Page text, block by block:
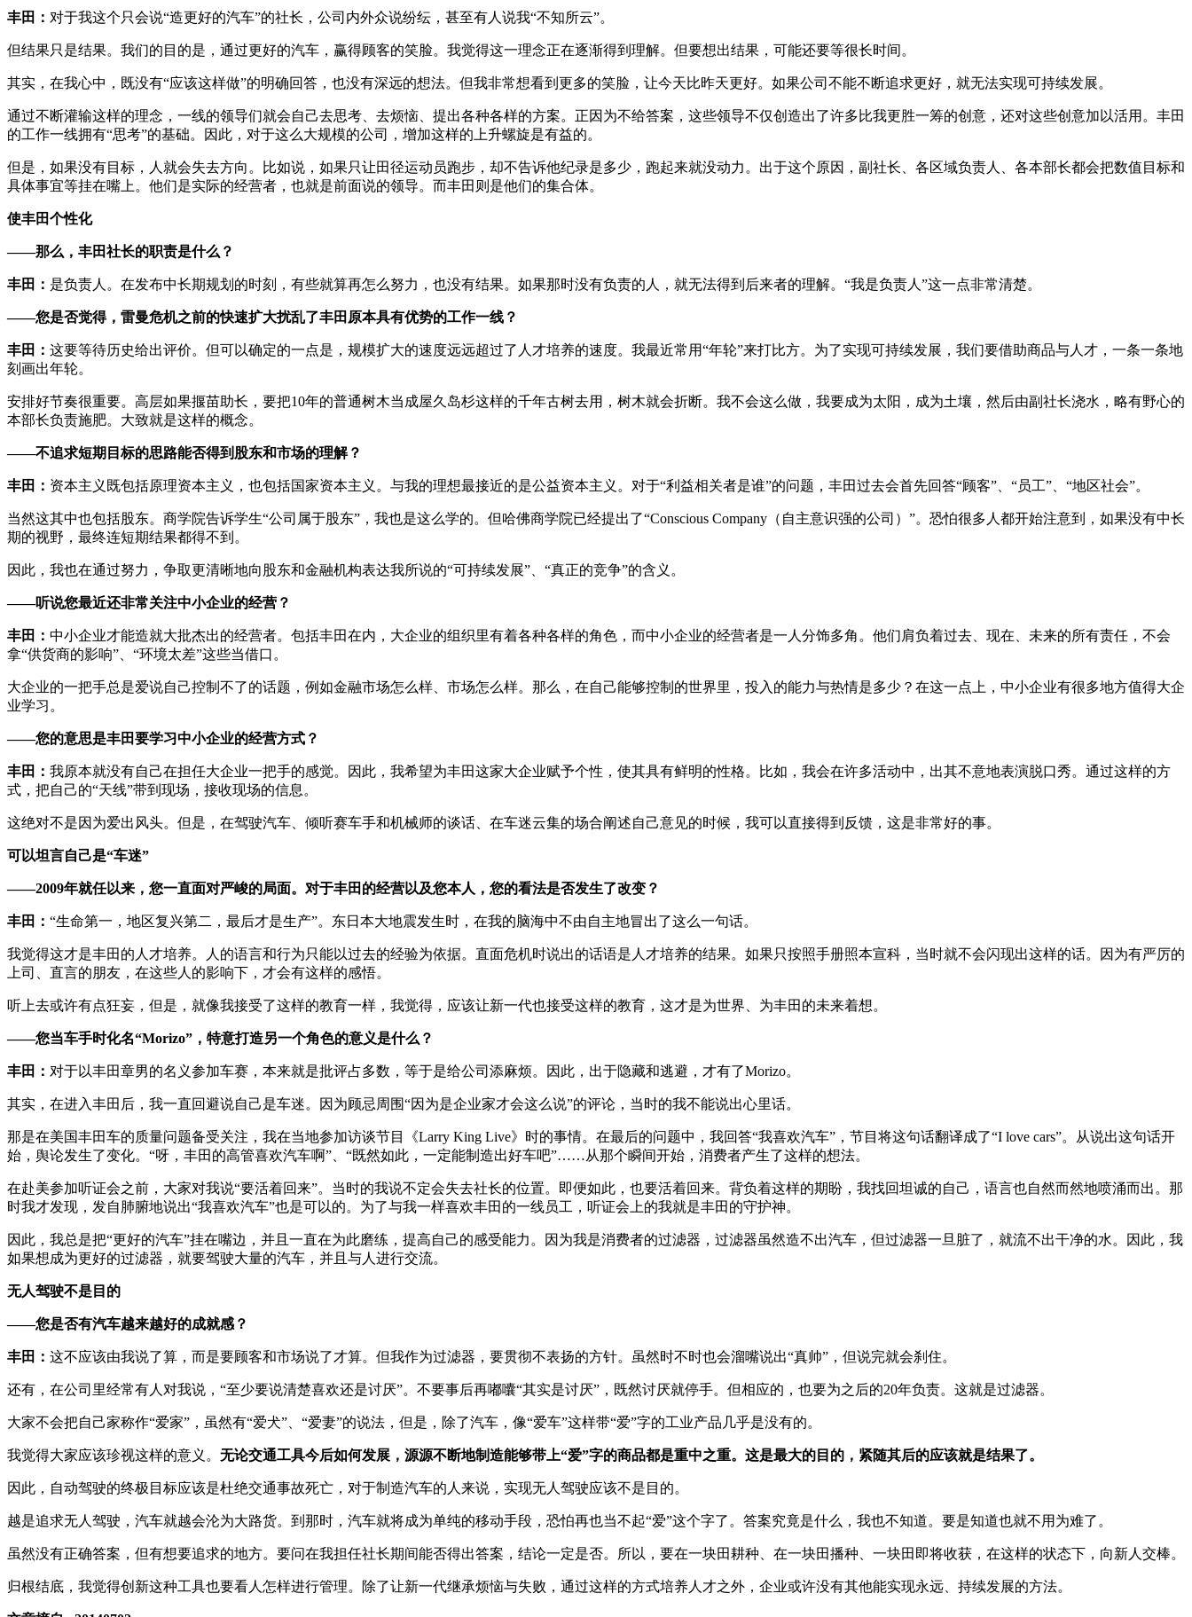
丰田： 对于我这个只会说“造更好的汽车”的社长，公司内外众说纷纭，甚至有人说我“不知所云”。
但结果只是结果。我们的目的是，通过更好的汽车，赢得顾客的笑脸。我觉得这一理念正在逐渐得到理解。但要想出结果，可能还要等很长时间。
其实，在我心中，既没有“应该这样做”的明确回答，也没有深远的想法。但我非常想看到更多的笑脸，让今天比昨天更好。如果公司不能不断追求更好，就无法实现可持续发展。
通过不断灌输这样的理念，一线的领导们就会自己去思考、去烦恼、提出各种各样的方案。正因为不给答案，这些领导不仅创造出了许多比我更胜一筹的创意，还对这些创意加以活用。丰田
的工作一线拥有“思考”的基础。因此，对于这么大规模的公司，增加这样的上升螺旋是有益的。
但是，如果没有目标，人就会失去方向。比如说，如果只让田径运动员跑步，却不告诉他纪录是多少，跑起来就没动力。出于这个原因，副社长、各区域负责人、各本部长都会把数值目标和
具体事宜等挂在嘴上。他们是实际的经营者，也就是前面说的领导。而丰田则是他们的集合体。
使丰田个性化
——那么，丰田社长的职责是什么？
丰田： 是负责人。在发布中长期规划的时刻，有些就算再怎么努力，也没有结果。如果那时没有负责的人，就无法得到后来者的理解。“我是负责人”这一点非常清楚。
——您是否觉得，雷曼危机之前的快速扩大扰乱了丰田原本具有优势的工作一线？
丰田： 这要等待历史给出评价。但可以确定的一点是，规模扩大的速度远远超过了人才培养的速度。我最近常用“年轮”来打比方。为了实现可持续发展，我们要借助商品与人才，一条一条地
刻画出年轮。
安排好节奏很重要。高层如果揠苗助长，要把10年的普通树木当成屋久岛杉这样的千年古树去用，树木就会折断。我不会这么做，我要成为太阳，成为土壤，然后由副社长浇水，略有野心的
本部长负责施肥。大致就是这样的概念。
——不追求短期目标的思路能否得到股东和市场的理解？
丰田： 资本主义既包括原理资本主义，也包括国家资本主义。与我的理想最接近的是公益资本主义。对于“利益相关者是谁”的问题，丰田过去会首先回答“顾客”、“员工”、“地区社会”。
当然这其中也包括股东。商学院告诉学生“公司属于股东”，我也是这么学的。但哈佛商学院已经提出了“Conscious Company（自主意识强的公司）”。恐怕很多人都开始注意到，如果没有中长
期的视野，最终连短期结果都得不到。
因此，我也在通过努力，争取更清晰地向股东和金融机构表达我所说的“可持续发展”、“真正的竞争”的含义。
——听说您最近还非常关注中小企业的经营？
丰田： 中小企业才能造就大批杰出的经营者。包括丰田在内，大企业的组织里有着各种各样的角色，而中小企业的经营者是一人分饰多角。他们肩负着过去、现在、未来的所有责任，不会
拿“供货商的影响”、“环境太差”这些当借口。
大企业的一把手总是爱说自己控制不了的话题，例如金融市场怎么样、市场怎么样。那么，在自己能够控制的世界里，投入的能力与热情是多少？在这一点上，中小企业有很多地方值得大企
业学习。
——您的意思是丰田要学习中小企业的经营方式？
丰田： 我原本就没有自己在担任大企业一把手的感觉。因此，我希望为丰田这家大企业赋予个性，使其具有鲜明的性格。比如，我会在许多活动中，出其不意地表演脱口秀。通过这样的方
式，把自己的“天线”带到现场，接收现场的信息。
这绝对不是因为爱出风头。但是，在驾驶汽车、倾听赛车手和机械师的谈话、在车迷云集的场合阐述自己意见的时候，我可以直接得到反馈，这是非常好的事。
可以坦言自己是“车迷”
——2009年就任以来，您一直面对严峻的局面。对于丰田的经营以及您本人，您的看法是否发生了改变？
丰田： “生命第一，地区复兴第二，最后才是生产”。东日本大地震发生时，在我的脑海中不由自主地冒出了这么一句话。
我觉得这才是丰田的人才培养。人的语言和行为只能以过去的经验为依据。直面危机时说出的话语是人才培养的结果。如果只按照手册照本宣科，当时就不会闪现出这样的话。因为有严厉的
上司、直言的朋友，在这些人的影响下，才会有这样的感悟。
听上去或许有点狂妄，但是，就像我接受了这样的教育一样，我觉得，应该让新一代也接受这样的教育，这才是为世界、为丰田的未来着想。
——您当车手时化名“Morizo”，特意打造另一个角色的意义是什么？
丰田： 对于以丰田章男的名义参加车赛，本来就是批评占多数，等于是给公司添麻烦。因此，出于隐藏和逃避，才有了Morizo。
其实，在进入丰田后，我一直回避说自己是车迷。因为顾忌周围“因为是企业家才会这么说”的评论，当时的我不能说出心里话。
那是在美国丰田车的质量问题备受关注，我在当地参加访谈节目《Larry King Live》时的事情。在最后的问题中，我回答“我喜欢汽车”，节目将这句话翻译成了“I love cars”。从说出这句话开
始，舆论发生了变化。“呀，丰田的高管喜欢汽车啊”、“既然如此，一定能制造出好车吧”……从那个瞬间开始，消费者产生了这样的想法。
在赴美参加听证会之前，大家对我说“要活着回来”。当时的我说不定会失去社长的位置。即便如此，也要活着回来。背负着这样的期盼，我找回坦诚的自己，语言也自然而然地喷涌而出。那
时我才发现，发自肺腑地说出“我喜欢汽车”也是可以的。为了与我一样喜欢丰田的一线员工，听证会上的我就是丰田的守护神。
因此，我总是把“更好的汽车”挂在嘴边，并且一直在为此磨练，提高自己的感受能力。因为我是消费者的过滤器，过滤器虽然造不出汽车，但过滤器一旦脏了，就流不出干净的水。因此，我
如果想成为更好的过滤器，就要驾驶大量的汽车，并且与人进行交流。
无人驾驶不是目的
——您是否有汽车越来越好的成就感？
丰田： 这不应该由我说了算，而是要顾客和市场说了才算。但我作为过滤器，要贯彻不表扬的方针。虽然时不时也会溜嘴说出“真帅”，但说完就会刹住。
还有，在公司里经常有人对我说，“至少要说清楚喜欢还是讨厌”。不要事后再嘟囔“其实是讨厌”，既然讨厌就停手。但相应的，也要为之后的20年负责。这就是过滤器。
大家不会把自己家称作“爱家”，虽然有“爱犬”、“爱妻”的说法，但是，除了汽车，像“爱车”这样带“爱”字的工业产品几乎是没有的。
我觉得大家应该珍视这样的意义。 无论交通工具今后如何发展，源源不断地制造能够带上“爱”字的商品都是重中之重。这是最大的目的，紧随其后的应该就是结果了。
因此，自动驾驶的终极目标应该是杜绝交通事故死亡，对于制造汽车的人来说，实现无人驾驶应该不是目的。
越是追求无人驾驶，汽车就越会沦为大路货。到那时，汽车就将成为单纯的移动手段，恐怕再也当不起“爱”这个字了。答案究竟是什么，我也不知道。要是知道也就不用为难了。
虽然没有正确答案，但有想要追求的地方。要问在我担任社长期间能否得出答案，结论一定是否。所以，要在一块田耕种、在一块田播种、一块田即将收获，在这样的状态下，向新人交棒。
归根结底，我觉得创新这种工具也要看人怎样进行管理。除了让新一代继承烦恼与失败，通过这样的方式培养人才之外，企业或许没有其他能实现永远、持续发展的方法。